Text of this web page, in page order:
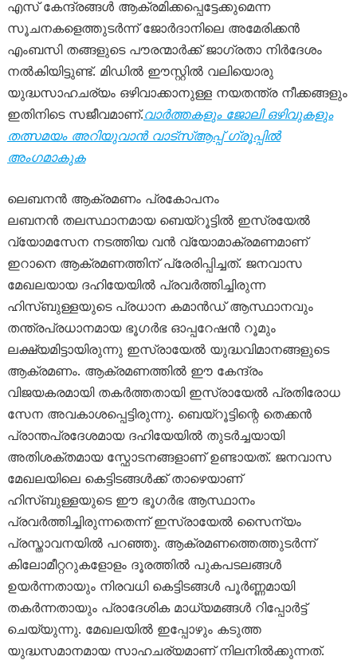
എസ് കേന്ദ്രങ്ങൾ ആക്രമിക്കപ്പെട്ടേക്കുമെന്ന
സൂചനകളെത്തുടർന്ന് ജോർദാനിലെ അമേരിക്കൻ
എംബസി തങ്ങളുടെ പൗരന്മാർക്ക് ജാഗ്രതാ നിർദേശം
നൽകിയിട്ടുണ്ട്. മിഡിൽ ഈസ്റ്റിൽ വലിയൊരു
യുദ്ധസാഹചര്യം ഒഴിവാക്കാനുള്ള നയതന്ത്ര നീക്കങ്ങളും
ഇതിനിടെ സജീവമാണ്.വാർത്തകളും ജോലി ഒഴിവുകളും
തത്സമയം അറിയുവാൻ വാട്സ്ആപ്പ് ഗ്രൂപ്പിൽ
അംഗമാകുക
ലെബനൻ ആക്രമണം പ്രകോപനം
ലബനൻ തലസ്ഥാനമായ ബെയ്റൂട്ടിൽ ഇസ്രയേൽ
വ്യോമസേന നടത്തിയ വൻ വ്യോമാക്രമണമാണ്
ഇറാനെ ആക്രമണത്തിന് പ്രേരിപ്പിച്ചത്. ജനവാസ
മേഖലയായ ദഹിയേയിൽ പ്രവർത്തിച്ചിരുന്ന
ഹിസ്ബുള്ളയുടെ പ്രധാന കമാൻഡ് ആസ്ഥാനവും
തന്ത്രപ്രധാനമായ ഭൂഗർഭ ഓപ്പറേഷൻ റൂമും
ലക്ഷ്യമിട്ടായിരുന്നു ഇസ്രായേൽ യുദ്ധവിമാനങ്ങളുടെ
ആക്രമണം. ആക്രമണത്തിൽ ഈ കേന്ദ്രം
വിജയകരമായി തകർത്തതായി ഇസ്രായേൽ പ്രതിരോധ
സേന അവകാശപ്പെട്ടിരുന്നു. ബെയ്റൂട്ടിന്റെ തെക്കൻ
പ്രാന്തപ്രദേശമായ ദഹിയേയിൽ തുടർച്ചയായി
അതിശക്തമായ സ്ഫോടനങ്ങളാണ് ഉണ്ടായത്. ജനവാസ
മേഖലയിലെ കെട്ടിടങ്ങൾക്ക് താഴെയാണ്
ഹിസ്ബുള്ളയുടെ ഈ ഭൂഗർഭ ആസ്ഥാനം
പ്രവർത്തിച്ചിരുന്നതെന്ന് ഇസ്രായേൽ സൈന്യം
പ്രസ്താവനയിൽ പറഞ്ഞു. ആക്രമണത്തെത്തുടർന്ന്
കിലോമീറ്ററുകളോളം ദൂരത്തിൽ പുകപടലങ്ങൾ
ഉയർന്നതായും നിരവധി കെട്ടിടങ്ങൾ പൂർണ്ണമായി
തകർന്നതായും പ്രാദേശിക മാധ്യമങ്ങൾ റിപ്പോർട്ട്
ചെയ്യുന്നു. മേഖലയിൽ ഇപ്പോഴും കടുത്ത
യുദ്ധസമാനമായ സാഹചര്യമാണ് നിലനിൽക്കുന്നത്.